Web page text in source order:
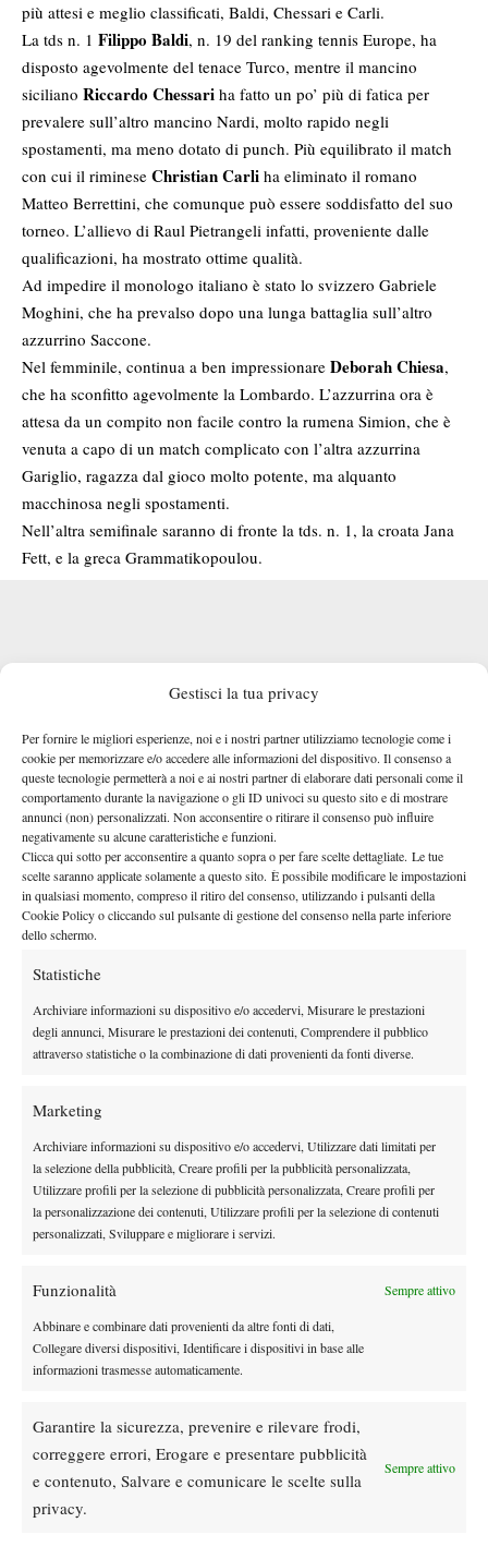
Gestisci la tua privacy
Per fornire le migliori esperienze, noi e i nostri partner utilizziamo tecnologie come i
cookie per memorizzare e/o accedere alle informazioni del dispositivo. Il consenso a
queste tecnologie permetterà a noi e ai nostri partner di elaborare dati personali come il
comportamento durante la navigazione o gli ID univoci su questo sito e di mostrare
annunci (non) personalizzati. Non acconsentire o ritirare il consenso può influire
negativamente su alcune caratteristiche e funzioni.
Clicca qui sotto per acconsentire a quanto sopra o per fare scelte dettagliate. Le tue
scelte saranno applicate solamente a questo sito. È possibile modificare le impostazioni
in qualsiasi momento, compreso il ritiro del consenso, utilizzando i pulsanti della
Cookie Policy o cliccando sul pulsante di gestione del consenso nella parte inferiore
dello schermo.
Statistiche
Archiviare informazioni su dispositivo e/o accedervi, Misurare le prestazioni
degli annunci, Misurare le prestazioni dei contenuti, Comprendere il pubblico
attraverso statistiche o la combinazione di dati provenienti da fonti diverse.
Marketing
Archiviare informazioni su dispositivo e/o accedervi, Utilizzare dati limitati per
la selezione della pubblicità, Creare profili per la pubblicità personalizzata,
Utilizzare profili per la selezione di pubblicità personalizzata, Creare profili per
la personalizzazione dei contenuti, Utilizzare profili per la selezione di contenuti
personalizzati, Sviluppare e migliorare i servizi.
Funzionalità Sempre attivo
Abbinare e combinare dati provenienti da altre fonti di dati,
Collegare diversi dispositivi, Identificare i dispositivi in base alle
informazioni trasmesse automaticamente.
Garantire la sicurezza, prevenire e rilevare frodi,
correggere errori, Erogare e presentare pubblicità
e contenuto, Salvare e comunicare le scelte sulla
privacy.
Sempre attivo
più attesi e meglio classificati, Baldi, Chessari e Carli.
La tds n. 1 Filippo Baldi, n. 19 del ranking tennis Europe, ha
disposto agevolmente del tenace Turco, mentre il mancino
siciliano Riccardo Chessari ha fatto un po’ più di fatica per
prevalere sull’altro mancino Nardi, molto rapido negli
spostamenti, ma meno dotato di punch. Più equilibrato il match
con cui il riminese Christian Carli ha eliminato il romano
Matteo Berrettini, che comunque può essere soddisfatto del suo
torneo. L’allievo di Raul Pietrangeli infatti, proveniente dalle
qualificazioni, ha mostrato ottime qualità.
Ad impedire il monologo italiano è stato lo svizzero Gabriele
Moghini, che ha prevalso dopo una lunga battaglia sull’altro
azzurrino Saccone.
Nel femminile, continua a ben impressionare Deborah Chiesa,
che ha sconfitto agevolmente la Lombardo. L’azzurrina ora è
attesa da un compito non facile contro la rumena Simion, che è
venuta a capo di un match complicato con l’altra azzurrina
Gariglio, ragazza dal gioco molto potente, ma alquanto
macchinosa negli spostamenti.
Nell’altra semifinale saranno di fronte la tds. n. 1, la croata Jana
Fett, e la greca Grammatikopoulou.
Nessun commento
DI TENDENZA
News
in vista dello Us Open
Challenger News